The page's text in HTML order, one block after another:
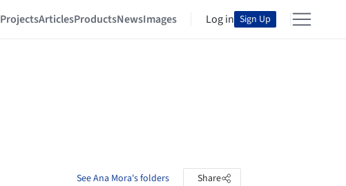
ProjectsArticlesProductsNewsImages Log in Sign Up
See Ana Mora's folders Share